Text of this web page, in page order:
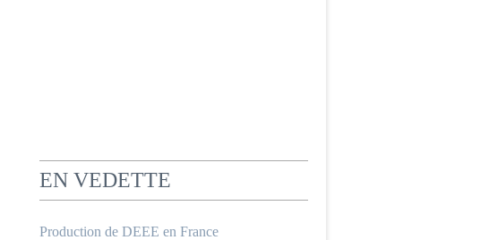
EN VEDETTE
Production de DEEE en France